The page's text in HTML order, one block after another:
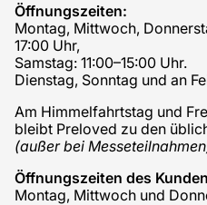
Öffnungszeiten:
Montag, Mittwoch,
17:00 Uhr,
Samstag: 11:00–15:00 Uhr.
Dienstag, Sonntag und an
Am Himmelfahrtstag und
bleibt Preloved zu den
(außer bei
Öffnungszeiten des
Montag, Mittwoch und